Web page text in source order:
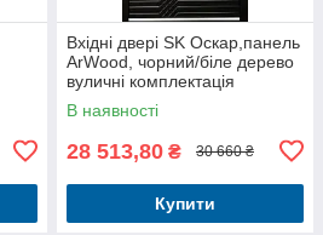
Вхідні двері SK Оскар,панель
ArWood, чорний/біле дерево
вуличні комплектація
Елегант+Терморозрив
В наявності
28 513,80 ₴ 30 660 ₴
Купити